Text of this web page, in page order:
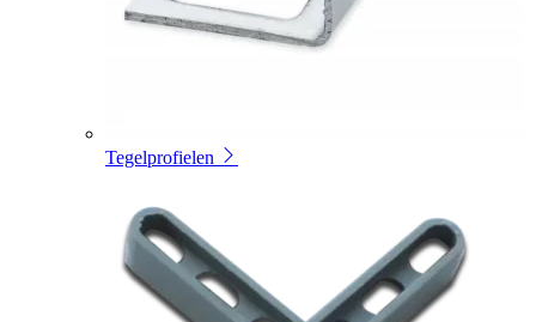
Tegelprofielen